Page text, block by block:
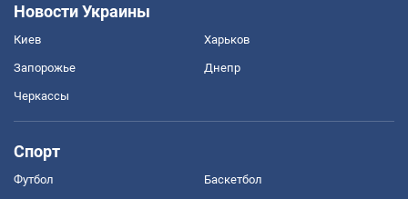
Новости Украины
Киев Харьков
Запорожье Днепр
Черкассы
Спорт
Футбол Баскетбол